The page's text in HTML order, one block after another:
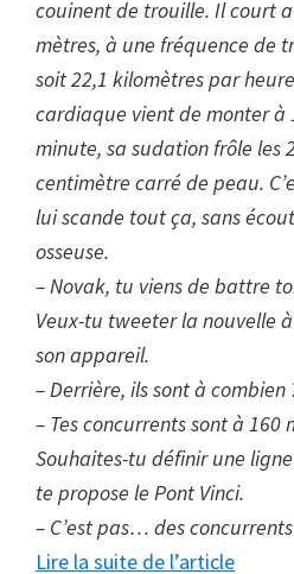
couinent de trouille. Il court
mètres, à une fréquence de
soit 22,1 kilomètres par
cardiaque vient de monter
minute, sa sudation frôle les
centimètre carré de peau.
lui scande tout ça, sans
osseuse.
– Novak, tu viens de battre
Veux-tu tweeter la nouvelle
son appareil.
– Derrière, ils sont à combien
– Tes concurrents sont à 160
Souhaites-tu définir une
te propose le Pont Vinci.
– C’est pas… des
Lire la suite de l’articleà